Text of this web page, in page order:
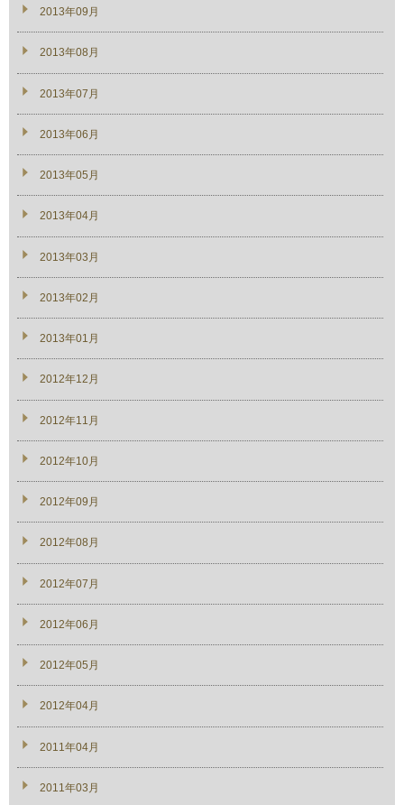
2013年09月
2013年08月
2013年07月
2013年06月
2013年05月
2013年04月
2013年03月
2013年02月
2013年01月
2012年12月
2012年11月
2012年10月
2012年09月
2012年08月
2012年07月
2012年06月
2012年05月
2012年04月
2011年04月
2011年03月